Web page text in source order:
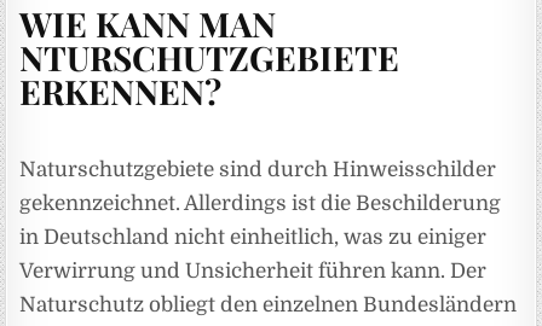
WIE KANN MAN
NTURSCHUTZGEBIETE
ERKENNEN?
Naturschutzgebiete sind durch Hinweisschilder
gekennzeichnet. Allerdings ist die Beschilderung
in Deutschland nicht einheitlich, was zu einiger
Verwirrung und Unsicherheit führen kann. Der
Naturschutz obliegt den einzelnen Bundesländern